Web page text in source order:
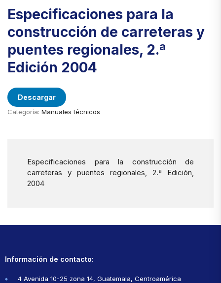
Especificaciones para la
construcción de carreteras y
puentes regionales, 2.ª
Edición 2004
Descargar
Categoría: Manuales técnicos
Especificaciones para la construcción de
carreteras y puentes regionales, 2.ª Edición,
2004
Información de contacto:
4 Avenida 10-25 zona 14, Guatemala, Centroamérica